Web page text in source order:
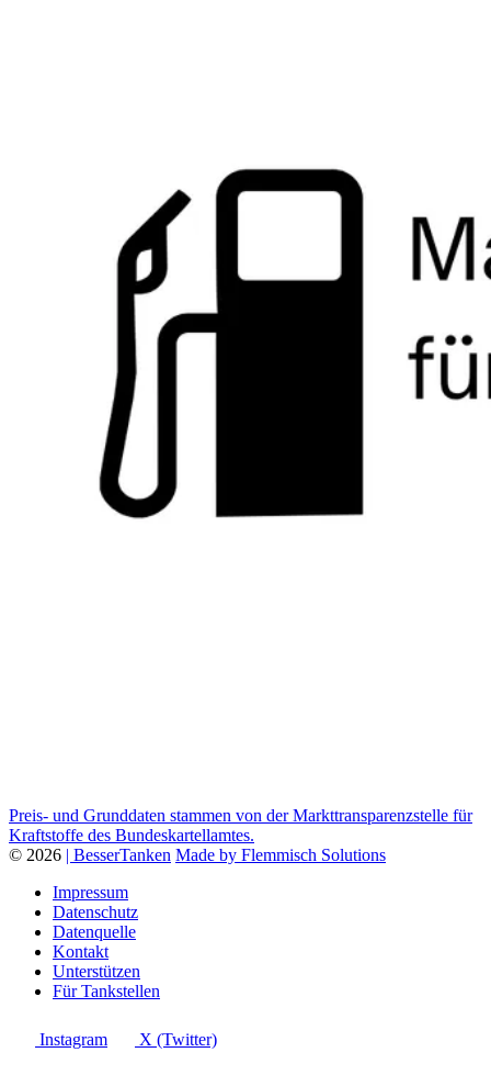
Preis- und Grunddaten stammen von der Markttransparenzstelle für
Kraftstoffe des Bundeskartellamtes.
© 2026 | BesserTanken Made by Flemmisch Solutions
Impressum
Datenschutz
Datenquelle
Kontakt
Unterstützen
Für Tankstellen
Instagram X (Twitter)